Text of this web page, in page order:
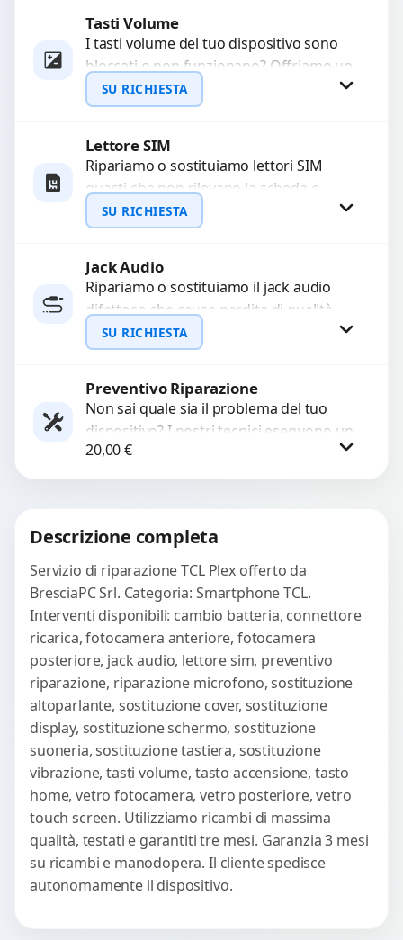
Richiedi Preventivo
WhatsApp
Tasti Volume
I tasti volume del tuo dispositivo sono
bloccati o non funzionano? Offriamo un
servizio di riparazione o sostituzione
con ricambi...
SU RICHIESTA
Richiedi Preventivo
WhatsApp
Lettore SIM
Ripariamo o sostituiamo lettori SIM
guasti che non rilevano la scheda o
interrompono il segnale. Utilizziamo
ricambi testati e garantiti...
SU RICHIESTA
Richiedi Preventivo
WhatsApp
Jack Audio
Ripariamo o sostituiamo il jack audio
difettoso che causa perdita di qualità
sonora o impossibilità di collegare cuffie
e accessori....
SU RICHIESTA
Richiedi Preventivo
WhatsApp
Preventivo Riparazione
Non sai quale sia il problema del tuo
dispositivo? I nostri tecnici eseguono un
check-up completo con strumenti
avanzati per...
20,00€
Descrizione completa
Servizio di riparazione TCL Plex offerto da
BresciaPC Srl. Categoria: Smartphone TCL.
Interventi disponibili: cambio batteria, connettore
ricarica, fotocamera anteriore, fotocamera
posteriore, jack audio, lettore sim, preventivo
riparazione, riparazione microfono, sostituzione
altoparlante, sostituzione cover, sostituzione
display, sostituzione schermo, sostituzione
suoneria, sostituzione tastiera, sostituzione
vibrazione, tasti volume, tasto accensione, tasto
home, vetro fotocamera, vetro posteriore, vetro
touch screen. Utilizziamo ricambi di massima
qualità, testati e garantiti tre mesi. Garanzia 3 mesi
su ricambi e manodopera. Il cliente spedisce
autonomamente il dispositivo.